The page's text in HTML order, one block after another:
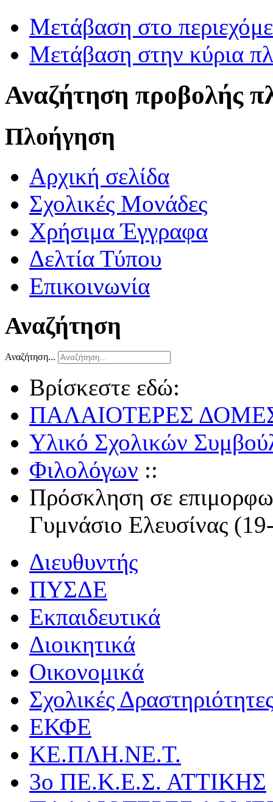
Μετάβαση στο
Μετάβαση στην κύρια
Αναζήτηση προβολής
Πλοήγηση
Αρχική σελίδα
Σχολικές Μονάδες
Χρήσιμα Έγγραφα
Δελτία Τύπου
Επικοινωνία
Αναζήτηση
Αναζήτηση...
Βρίσκεστε εδώ:
ΠΑΛΑΙΟΤΕΡΕΣ
Υλικό Σχολικών
Φιλολόγων ::
Πρόσκληση σε
Γυμνάσιο Ελευσίνας
Διευθυντής
ΠΥΣΔΕ
Εκπαιδευτικά
Διοικητικά
Οικονομικά
Σχολικές
ΕΚΦΕ
ΚΕ.ΠΛΗ.ΝΕ.Τ.
3ο ΠΕ.Κ.Ε.Σ. ΑΤΤΙΚΗΣ